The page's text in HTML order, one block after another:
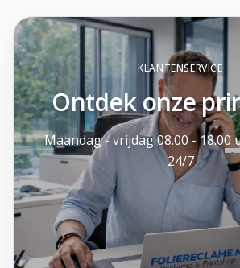
KLANTENSERVICE
Ontdek onze
Maandag - vrijdag 08.00 - 18.00
24/7